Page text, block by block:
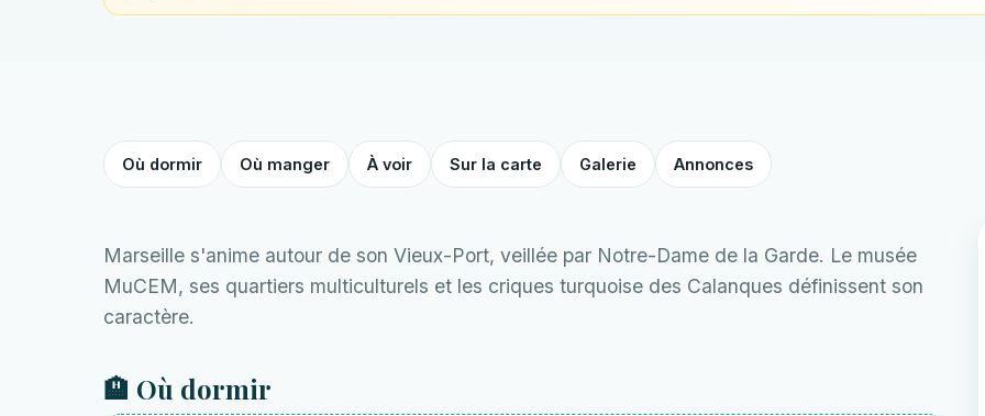
Où dormir Où manger À voir Sur la carte Galerie Annonces
Marseille s'anime autour de son Vieux-Port, veillée par Notre-Dame de la Garde. Le musée
MuCEM, ses quartiers multiculturels et les criques turquoise des Calanques définissent son
caractère.
🏨 Où dormir